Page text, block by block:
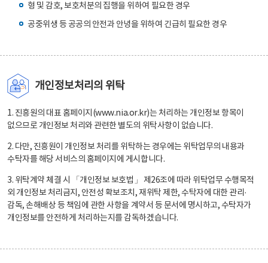
형 및 감호, 보호처분의 집행을 위하여 필요한 경우
공중위생 등 공공의 안전과 안녕을 위하여 긴급히 필요한 경우
개인정보처리의 위탁
1. 진흥원의 대표 홈페이지(www.nia.or.kr)는 처리하는 개인정보 항목이
없으므로 개인정보 처리와 관련한 별도의 위탁사항이 없습니다.
2. 다만, 진흥원이 개인정보 처리를 위탁하는 경우에는 위탁업무의 내용과
수탁자를 해당 서비스의 홈페이지에 게시합니다.
3. 위탁계약 체결 시 「개인정보 보호법」 제26조에 따라 위탁업무 수행목적
외 개인정보 처리금지, 안전성 확보조치, 재위탁 제한, 수탁자에 대한 관리·
감독, 손해배상 등 책임에 관한 사항을 계약서 등 문서에 명시하고, 수탁자가
개인정보를 안전하게 처리하는지를 감독하겠습니다.